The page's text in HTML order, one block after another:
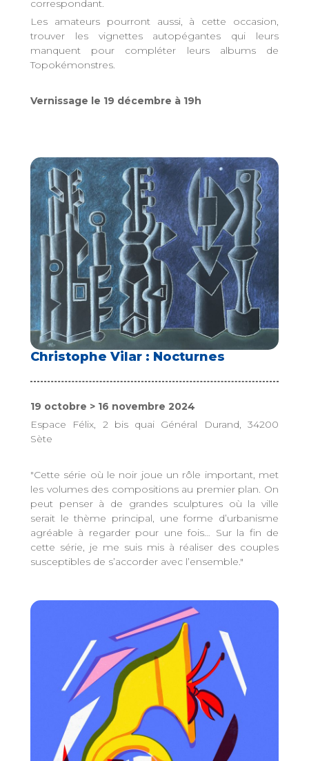
correspondant.
Les amateurs pourront aussi, à cette occasion,
trouver les vignettes autopégantes qui leurs
manquent pour compléter leurs albums de
Topokémonstres.
Vernissage le 19 décembre à 19h
Christophe Vilar : Nocturnes
19 octobre > 16 novembre 2024
Espace Félix, 2 bis quai Général Durand, 34200
Sète
"Cette série où le noir joue un rôle important, met
les volumes des compositions au premier plan. On
peut penser à de grandes sculptures où la ville
serait le thème principal, une forme d’urbanisme
agréable à regarder pour une fois… Sur la fin de
cette série, je me suis mis à réaliser des couples
susceptibles de s’accorder avec l’ensemble."